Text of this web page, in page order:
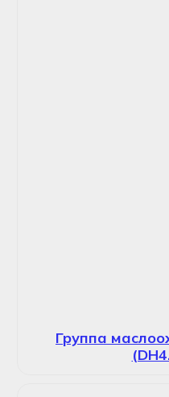
Группа